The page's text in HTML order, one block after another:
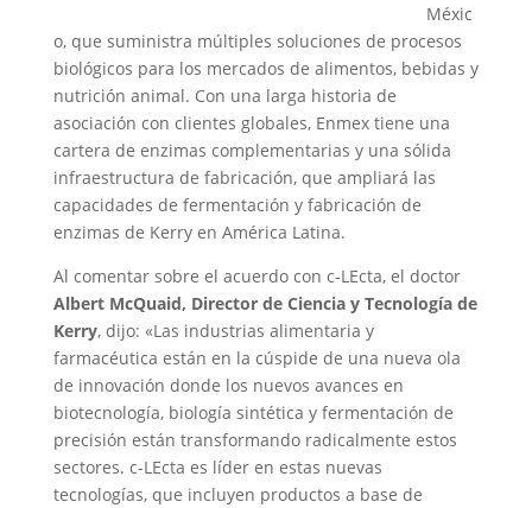
Méxic
o, que suministra múltiples soluciones de procesos
biológicos para los mercados de alimentos, bebidas y
nutrición animal. Con una larga historia de
asociación con clientes globales, Enmex tiene una
cartera de enzimas complementarias y una sólida
infraestructura de fabricación, que ampliará las
capacidades de fermentación y fabricación de
enzimas de Kerry en América Latina.
Al comentar sobre el acuerdo con c-LEcta, el doctor
Albert McQuaid, Director de Ciencia y Tecnología de
Kerry, dijo: «Las industrias alimentaria y
farmacéutica están en la cúspide de una nueva ola
de innovación donde los nuevos avances en
biotecnología, biología sintética y fermentación de
precisión están transformando radicalmente estos
sectores. c-LEcta es líder en estas nuevas
tecnologías, que incluyen productos a base de